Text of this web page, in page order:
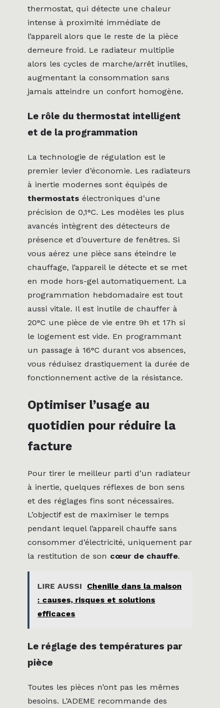
thermostat, qui détecte une chaleur
intense à proximité immédiate de
l’appareil alors que le reste de la pièce
demeure froid. Le radiateur multiplie
alors les cycles de marche/arrêt inutiles,
augmentant la consommation sans
jamais atteindre un confort homogène.
Le rôle du thermostat intelligent
et de la programmation
La technologie de régulation est le
premier levier d’économie. Les radiateurs
à inertie modernes sont équipés de
thermostats électroniques d’une
précision de 0,1°C. Les modèles les plus
avancés intègrent des détecteurs de
présence et d’ouverture de fenêtres. Si
vous aérez une pièce sans éteindre le
chauffage, l’appareil le détecte et se met
en mode hors-gel automatiquement. La
programmation hebdomadaire est tout
aussi vitale. Il est inutile de chauffer à
20°C une pièce de vie entre 9h et 17h si
le logement est vide. En programmant
un passage à 16°C durant vos absences,
vous réduisez drastiquement la durée de
fonctionnement active de la résistance.
Optimiser l’usage au
quotidien pour réduire la
facture
Pour tirer le meilleur parti d’un radiateur
à inertie, quelques réflexes de bon sens
et des réglages fins sont nécessaires.
L’objectif est de maximiser le temps
pendant lequel l’appareil chauffe sans
consommer d’électricité, uniquement par
la restitution de son cœur de chauffe.
LIRE AUSSI
Chenille dans la maison
: causes, risques et solutions
efficaces
Le réglage des températures par
pièce
Toutes les pièces n’ont pas les mêmes
besoins. L’ADEME recommande des